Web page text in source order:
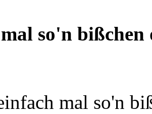
so'n
mal so'n